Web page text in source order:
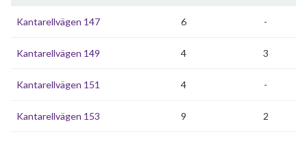
Kantarellvägen 147 6 -
Kantarellvägen 149 4 3
Kantarellvägen 151 4 -
Kantarellvägen 153 9 2